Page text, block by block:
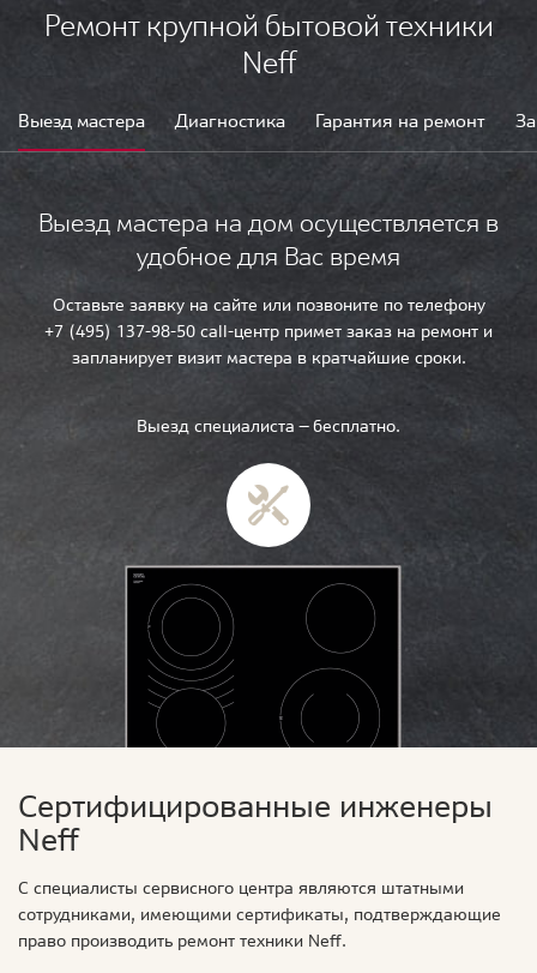
Ремонт крупной бытовой техники
Neff
Выезд мастера Диагностика Гарантия на ремонт
Выезд мастера на дом осуществляется в
удобное для Вас время
Оставьте заявку на сайте или позвоните по телефону
+7 (495) 137-98-50 call-центр примет заказ на ремонт и
запланирует визит мастера в кратчайшие сроки.
Выезд специалиста — бесплатно.
Сертифицированные инженеры
Neff
С специалисты сервисного центра являются штатными
сотрудниками, имеющими сертификаты, подтверждающие
право производить ремонт техники Neff.